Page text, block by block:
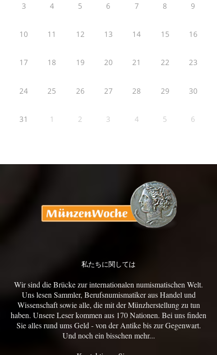
3 4 5 6 7 8 9
10 11 12 13 14 15 16
17 18 19 20 21 22 23
24 25 26 27 28 29 30
31 1 2 3 4 5 6
私たちに関しては
Wir sind die Brücke zur internationalen numismatischen Welt.
Uns lesen Sammler, Berufsnumismatiker aus Handel und
Wissenschaft sowie alle, die mit der Münzherstellung zu tun
haben. Unsere Leser kommen aus 170 Nationen. Bei uns finden
Sie alles rund ums Geld - von der Antike bis zur Gegenwart.
Und noch ein bisschen mehr...